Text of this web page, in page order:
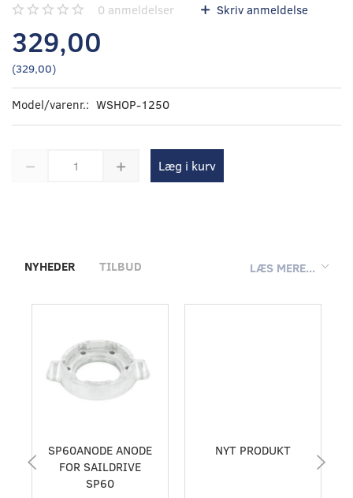
0 anmeldelser Skriv anmeldelse
329,00
(329,00)
Model/varenr.: WSHOP-1250
Læg i kurv
LÆS MERE...
NYHEDER TILBUD
SP60ANODE ANODE
FOR SAILDRIVE
SP60
NYT PRODUKT